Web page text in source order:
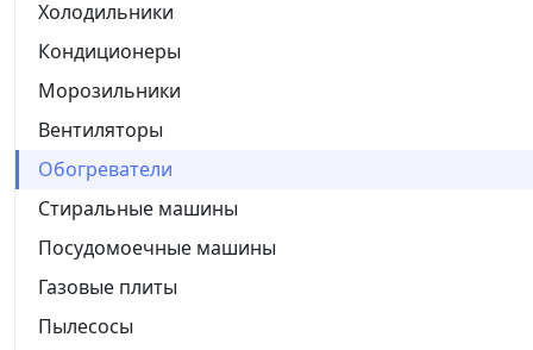
Холодильники
Кондиционеры
Морозильники
Вентиляторы
Обогреватели
Стиральные машины
Посудомоечные машины
Газовые плиты
Пылесосы